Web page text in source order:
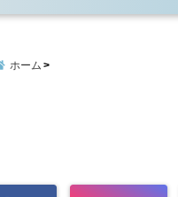
ホーム